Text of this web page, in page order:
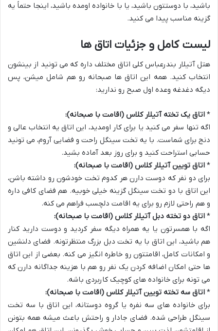
باشید، با دوستتون باشید، یا با خانواده اومده باشید، اینجا حتماً یه
گزینه مناسب پیدا می کنید.
لیست کامل و جزئیات اتاق ها
هتل آتیلار بندرعباس کلی اتاق مختلف داره که می تونید از بینشون
انتخاب کنید. همه این اتاق ها صبحانه رو هم شامل میشن، پس
دیگه دغدغه وعده اول صبح رو ندارید:
* اتاق یک تخته آتیلار کلاس (اقامت با صبحانه):
اگه تنها سفر می کنید یا برای کار اومدید، این اتاق یه انتخاب عالی و
دنج برای شماست. با یه تخت سینگل راحت و فضایی آروم، می تونید
حسابی استراحت کنید و برای روز بعد آماده بشید.
* اتاق تویین آتیلار کلاس (اقامت با صبحانه):
برای دو نفر که دوست دارن هر کدوم تخت خودشون رو داشته باشن،
این اتاق با دو تخت سینگل گزینه خیلی خوبیه. هم فضای کافی داره
و هم راحتی لازم رو برای یه اقامت دلچسب فراهم می کنه.
* اتاق دو تخته دبل آتیلار کلاس (اقامت با صبحانه):
اگه با همسرتون یا یه همراه دیگه سفر کردید و دوست دارید کنار
هم باشید، این اتاق با یه تخت دبل بزرگ منتظرتونه. فضای دلنشین
و امکانات کامل، اقامتتون رو خاطره انگیز می کنه. بعضی از این اتاق
ها حتی امکان اضافه کردن یک نفر رو هم با هزینه جداگانه دارن که
می تونه برای خانواده های کوچیک کاربردی باشه.
* اتاق سه تخته تویین آتیلار کلاس (اقامت با صبحانه):
برای خانواده های سه نفره یا گروه دوستانه، این اتاق با سه تخت
سینگل طراحی شده. فضای جادار و راحتش باعث میشه همه بتونن